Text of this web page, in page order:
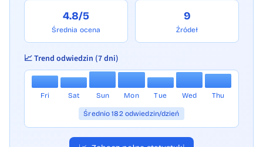
4.8/5
Średnia ocena
9
Źródeł
📈 Trend odwiedzin (7 dni)
Fri Sat Sun Mon Tue Wed Thu
Średnio 182 odwiedzin/dzień